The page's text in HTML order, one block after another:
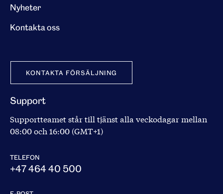
Nyheter
Kontakta oss
KONTAKTA FÖRSÄLJNING
Support
Supportteamet står till tjänst alla veckodagar mellan
08:00 och 16:00 (GMT+1)
TELEFON
+47 464 40 500